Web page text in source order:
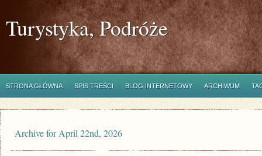
Turystyka, Podróże
STRONA GŁÓWNA SPIS TREŚCI BLOG INTERNETOWY ARCHIWUM
Archive for April 22nd, 2026